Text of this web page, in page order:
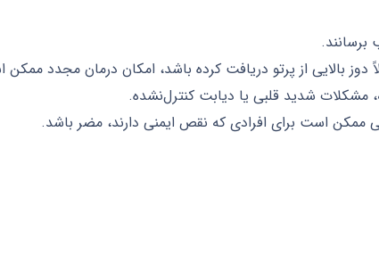
دوز بالایی از پرتو دریافت کرده باشد، امکان درمان مجدد
مشکلات شدید قلبی یا دیابت کنترل‌نشده.
ممکن است برای افرادی که نقص ایمنی دارند، مضر باشد.